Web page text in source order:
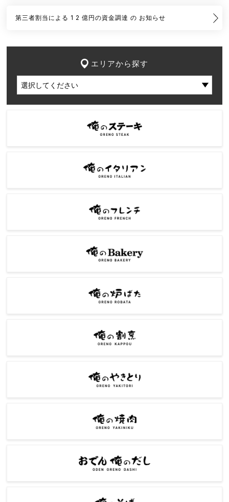
第三者割当による 1 2 億円の資金調達 の お知らせ
エリアから探す